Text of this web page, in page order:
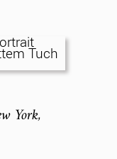
York,